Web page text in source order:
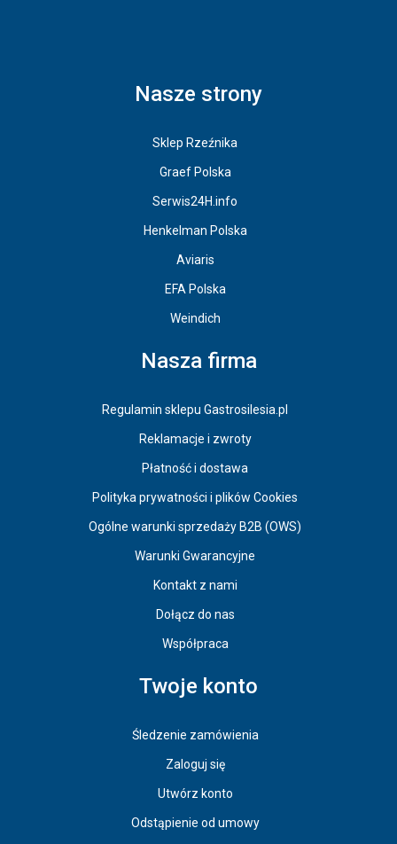
Nasze strony
Sklep Rzeźnika
Graef Polska
Serwis24H.info
Henkelman Polska
Aviaris
EFA Polska
Weindich
Nasza firma
Regulamin sklepu Gastrosilesia.pl
Reklamacje i zwroty
Płatność i dostawa
Polityka prywatności i plików Cookies
Ogólne warunki sprzedaży B2B (OWS)
Warunki Gwarancyjne
Kontakt z nami
Dołącz do nas
Współpraca
Twoje konto
Śledzenie zamówienia
Zaloguj się
Utwórz konto
Odstąpienie od umowy